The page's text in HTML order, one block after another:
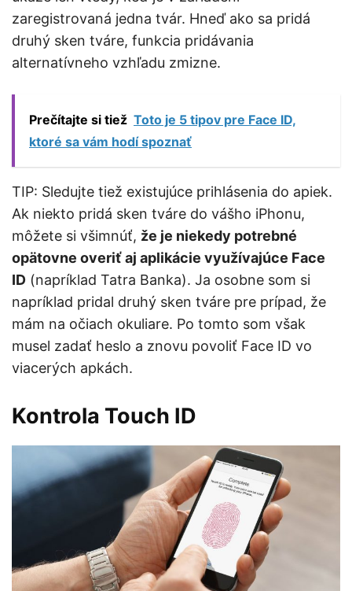
zaregistrovaná jedna tvár. Hneď ako sa pridá
druhý sken tváre, funkcia pridávania
alternatívneho vzhľadu zmizne.
Prečítajte si tiež Toto je 5 tipov pre Face ID,
ktoré sa vám hodí spoznať
TIP: Sledujte tiež existujúce prihlásenia do apiek.
Ak niekto pridá sken tváre do vášho iPhonu,
môžete si všimnúť, že je niekedy potrebné
opätovne overiť aj aplikácie využívajúce Face
ID (napríklad Tatra Banka). Ja osobne som si
napríklad pridal druhý sken tváre pre prípad, že
mám na očiach okuliare. Po tomto som však
musel zadať heslo a znovu povoliť Face ID vo
viacerých apkách.
Kontrola Touch ID